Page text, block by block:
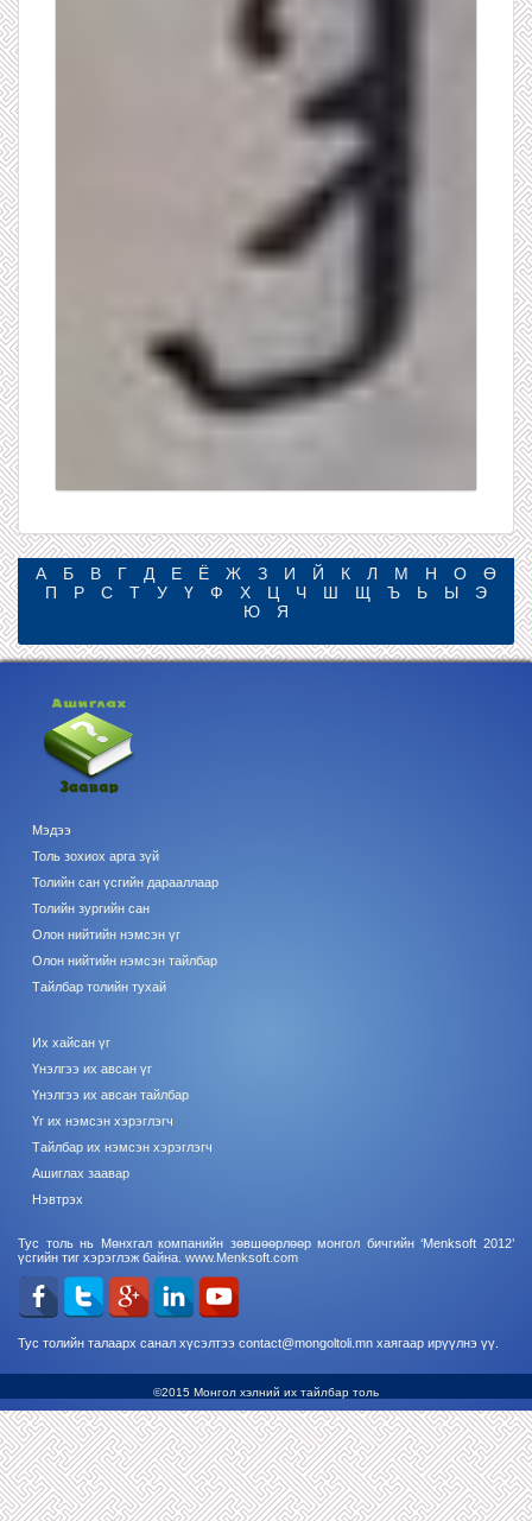
А Б В Г Д Е Ё Ж З И Й К Л М Н О
Ө
П
Р С Т У Ү Ф Х Ц Ч Ш Щ Ъ Ь Ы
Э
Ю
Я
Мэдээ
Толь зохиох арга зүй
Толийн сан үсгийн дарааллаар
Толийн зургийн сан
Олон нийтийн нэмсэн үг
Олон нийтийн нэмсэн тайлбар
Тайлбар толийн тухай
Их хайсан үг
Үнэлгээ их авсан үг
Үнэлгээ их авсан тайлбар
Үг их нэмсэн хэрэглэгч
Тайлбар их нэмсэн хэрэглэгч
Ашиглах заавар
Нэвтрэх
Тус толь нь Мөнхгал компанийн зөвшөөрлөөр монгол бичгийн ‘Menksoft 2012’
үсгийн тиг хэрэглэж байна. www.Menksoft.com
Тус толийн талаарх санал хүсэлтээ contact@mongoltoli.mn хаягаар ирүүлнэ үү.
©2015 Монгол хэлний их тайлбар толь